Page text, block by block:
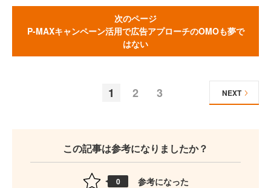
次のページ
P-MAXキャンペーン活用で広告アプローチのOMOも夢で
はない
1 2 3 NEXT
この記事は参考になりましたか？
0 参考になった